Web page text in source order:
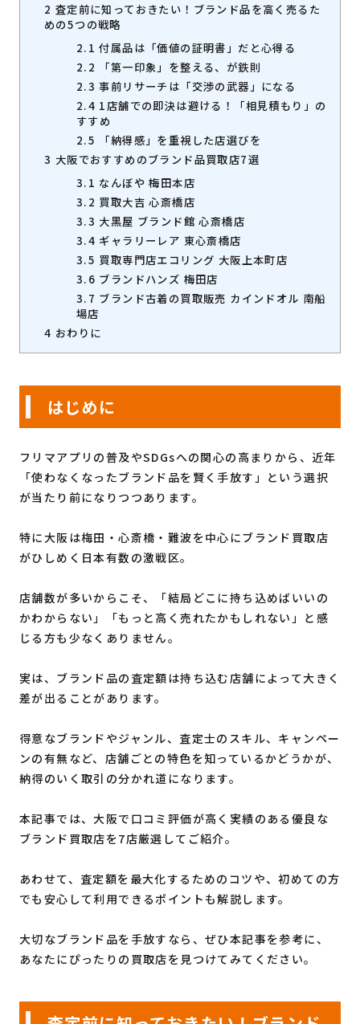
2 査定前に知っておきたい！ブランド品を高く売るた
めの5つの戦略
2.1 付属品は「価値の証明書」だと心得る
2.2
「第一印象」を整える、が鉄則
2.3 事前リサーチは「交渉の武器」になる
2.4 1店舗での即決は避ける！「相見積もり」の
すすめ
2.5
「納得感」を重視した店選びを
3 大阪でおすすめのブランド品買取店7選
3.1 なんぼや 梅田本店
3.2 買取大吉 心斎橋店
3.3 大黒屋 ブランド館 心斎橋店
3.4 ギャラリーレア 東心斎橋店
3.5 買取専門店エコリング 大阪上本町店
3.6 ブランドハンズ 梅田店
3.7 ブランド古着の買取販売 カインドオル 南船
場店
4 おわりに
はじめに
フリマアプリの普及やSDGsへの関心の高まりから、近年
「使わなくなったブランド品を賢く手放す」という選択
が当たり前になりつつあります。
特に大阪は梅田・心斎橋・難波を中心にブランド買取店
がひしめく日本有数の激戦区。
店舗数が多いからこそ、「結局どこに持ち込めばいいの
かわからない」「もっと高く売れたかもしれない」と感
じる方も少なくありません。
実は、ブランド品の査定額は持ち込む店舗によって大きく
差が出ることがあります。
得意なブランドやジャンル、査定士のスキル、キャンペー
ンの有無など、店舗ごとの特色を知っているかどうかが、
納得のいく取引の分かれ道になります。
本記事では、大阪で口コミ評価が高く実績のある優良な
ブランド買取店を7店厳選してご紹介。
あわせて、査定額を最大化するためのコツや、初めての方
でも安心して利用できるポイントも解説します。
大切なブランド品を手放すなら、ぜひ本記事を参考に、
あなたにぴったりの買取店を見つけてみてください。